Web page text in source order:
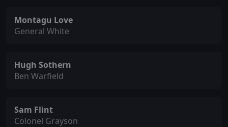
Montagu Love
General White
Hugh Sothern
Ben Warfield
Sam Flint
Colonel Grayson